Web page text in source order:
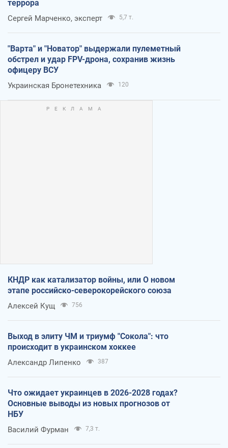
террора
Сергей Марченко, эксперт 5,7 т.
"Варта" и "Новатор" выдержали пулеметный
обстрел и удар FPV-дрона, сохранив жизнь
офицеру ВСУ
Украинская Бронетехника 120
КНДР как катализатор войны, или О новом
этапе российско-северокорейского союза
Алексей Кущ 756
Выход в элиту ЧМ и триумф "Сокола": что
происходит в украинском хоккее
Александр Липенко 387
Что ожидает украинцев в 2026-2028 годах?
Основные выводы из новых прогнозов от
НБУ
Василий Фурман 7,3 т.